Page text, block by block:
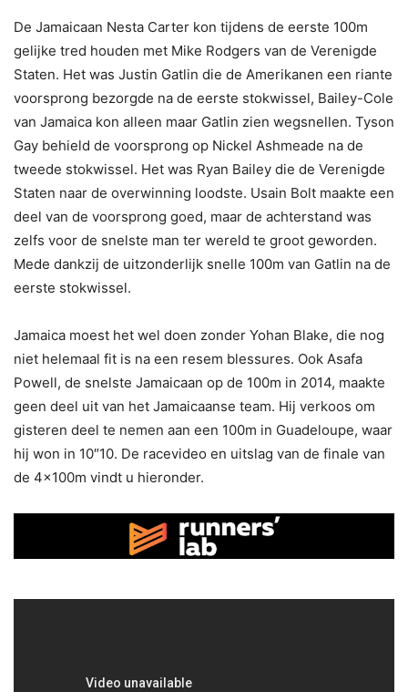
De Jamaicaan Nesta Carter kon tijdens de eerste 100m
gelijke tred houden met Mike Rodgers van de Verenigde
Staten. Het was Justin Gatlin die de Amerikanen een riante
voorsprong bezorgde na de eerste stokwissel, Bailey-Cole
van Jamaica kon alleen maar Gatlin zien wegsnellen. Tyson
Gay behield de voorsprong op Nickel Ashmeade na de
tweede stokwissel. Het was Ryan Bailey die de Verenigde
Staten naar de overwinning loodste. Usain Bolt maakte een
deel van de voorsprong goed, maar de achterstand was
zelfs voor de snelste man ter wereld te groot geworden.
Mede dankzij de uitzonderlijk snelle 100m van Gatlin na de
eerste stokwissel.
Jamaica moest het wel doen zonder Yohan Blake, die nog
niet helemaal fit is na een resem blessures. Ook Asafa
Powell, de snelste Jamaicaan op de 100m in 2014, maakte
geen deel uit van het Jamaicaanse team. Hij verkoos om
gisteren deel te nemen aan een 100m in Guadeloupe, waar
hij won in 10″10. De racevideo en uitslag van de finale van
de 4x100m vindt u hieronder.